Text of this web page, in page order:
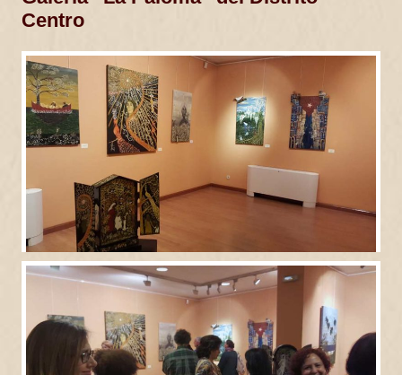
Centro